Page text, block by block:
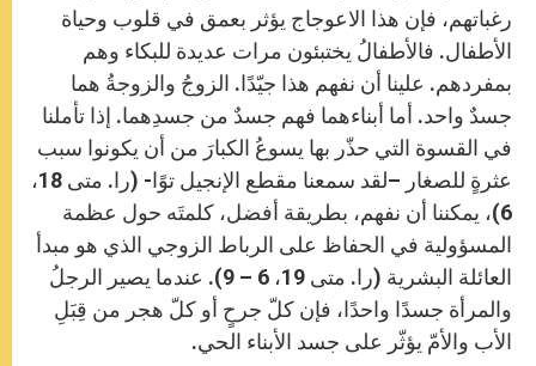
رغباتهم، فإن هذا الاعوجاج يؤثر بعمق في قلوب وحياة
الأطفال. فالأطفالُ يختبئون مرات عديدة للبكاء وهم
بمفردهم. علينا أن نفهم هذا جيّدًا. الزوجُ والزوجةُ هما
جسدٌ واحد. أما أبناءهما فهم جسدٌ من جسدِهما. إذا تأملنا
في القسوة التي حذّر بها يسوعُ الكبارَ من أن يكونوا سبب
عثرةٍ للصغار –لقد سمعنا مقطع الإنجيل توًا- (را. متى 18،
6)، يمكننا أن نفهم، بطريقة أفضل، كلمتَه حول عظمة
المسؤولية في الحفاظ على الرباط الزوجي الذي هو مبدأ
العائلة البشرية (را. متى 19، 6 – 9). عندما يصير الرجلُ
والمرأة جسدًا واحدًا، فإن كلّ جرحٍ أو كلّ هجر من قِبَلِ
الأب والأمّ يؤثّر على جسد الأبناء الحي.